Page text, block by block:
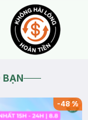
được
trả để size vừa
BẠN
-48%